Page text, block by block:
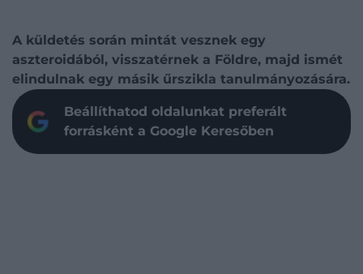
A küldetés során mintát vesznek egy
aszteroidából, visszatérnek a Földre, majd ismét
elindulnak egy másik űrszikla tanulmányozására.
Beállíthatod oldalunkat preferált
forrásként a Google Keresőben